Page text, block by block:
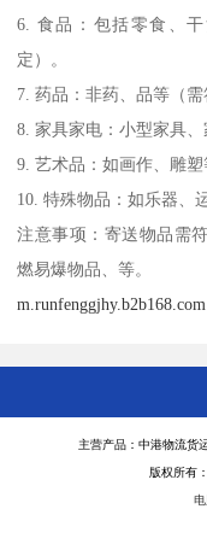
6. 食品：包括零食、
定）。
7. 药品：非药、品等（
8. 家具家电：小型家具、
9. 艺术品：如画作、雕塑
10. 特殊物品：如乐器、
注意事项：寄送物品需
燃易爆物品、等。
m.runfenggjhy.b2b168.com
主营产品：中港物流货
版权所有